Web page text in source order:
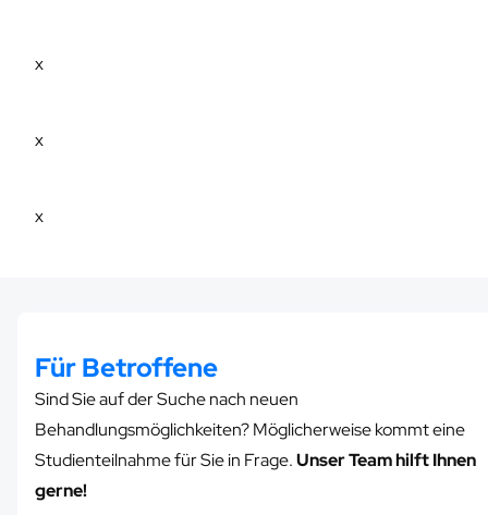
x
x
x
Für Betroffene
Sind Sie auf der Suche nach neuen
Behandlungsmöglichkeiten? Möglicherweise kommt eine
Studienteilnahme für Sie in Frage.Unser Team hilft Ihnen
gerne!